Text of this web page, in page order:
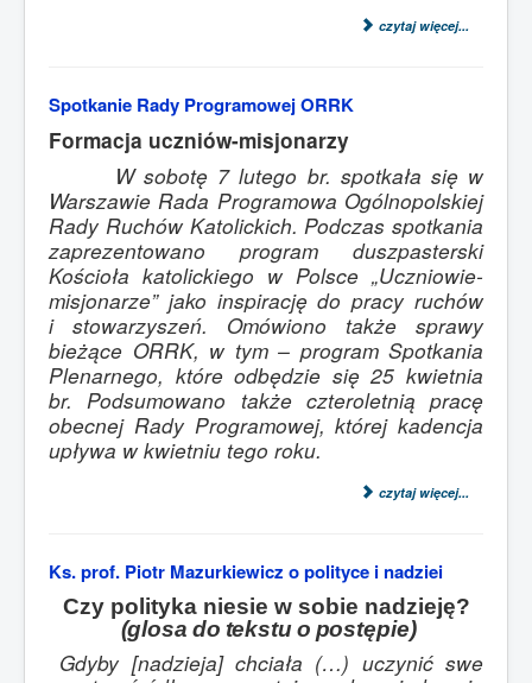
czytaj więcej...
Spotkanie Rady Programowej ORRK
Formacja uczniów-misjonarzy
W sobotę 7 lutego br. spotkała się w
Warszawie Rada Programowa Ogólnopolskiej
Rady Ruchów Katolickich. Podczas spotkania
zaprezentowano program duszpasterski
Kościoła katolickiego w Polsce „Uczniowie-
misjonarze” jako inspirację do pracy ruchów
i stowarzyszeń. Omówiono także sprawy
bieżące ORRK, w tym – program Spotkania
Plenarnego, które odbędzie się 25 kwietnia
br. Podsumowano także czteroletnią pracę
obecnej Rady Programowej, której kadencja
upływa w kwietniu tego roku.
czytaj więcej...
Ks. prof. Piotr Mazurkiewicz o polityce i nadziei
Czy polityka niesie w sobie nadzieję?
(glosa do tekstu o postępie)
Gdyby [nadzieja] chciała (…) uczynić swe